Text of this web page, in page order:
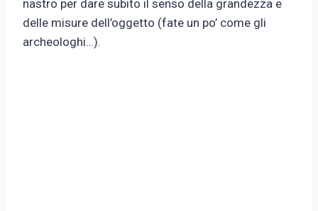
nastro per dare subito il senso della grandezza e
delle misure dell’oggetto (fate un po’ come gli
archeologhi…).